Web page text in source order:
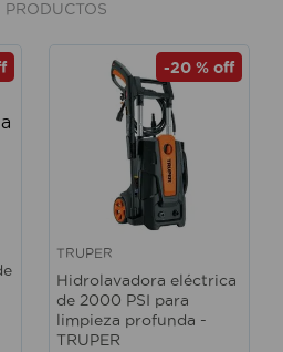
PRODUCTOS
-20 % off
TRUPER
Hidrolavadora eléctrica
de 2000 PSI para
limpieza profunda -
TRUPER